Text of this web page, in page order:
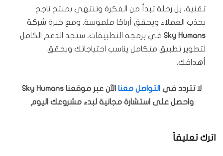
تقنية، بل رحلة تبدأ من الفكرة وتنتهي بمنتج ناجح
يجذب العملاء ويحقق أرباحًا ملموسة. ومع خبرة شركة
Sky Humans في برمجه التطبيقات، ستجد الدعم الكامل
لتطوير تطبيق متكامل يناسب احتياجاتك ويحقق
أهدافك.
لا تتردد في التواصل معنا
الآن عبر موقعنا Sky Humans
واحصل على استشارة مجانية لبدء مشروعك اليوم.
اترك تعليقاً